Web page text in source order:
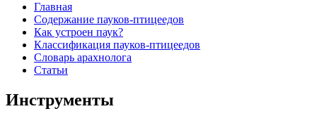
Главная
Содержание пауков-птицеедов
Как устроен паук?
Классификация пауков-птицеедов
Словарь арахнолога
Статьи
Инструменты